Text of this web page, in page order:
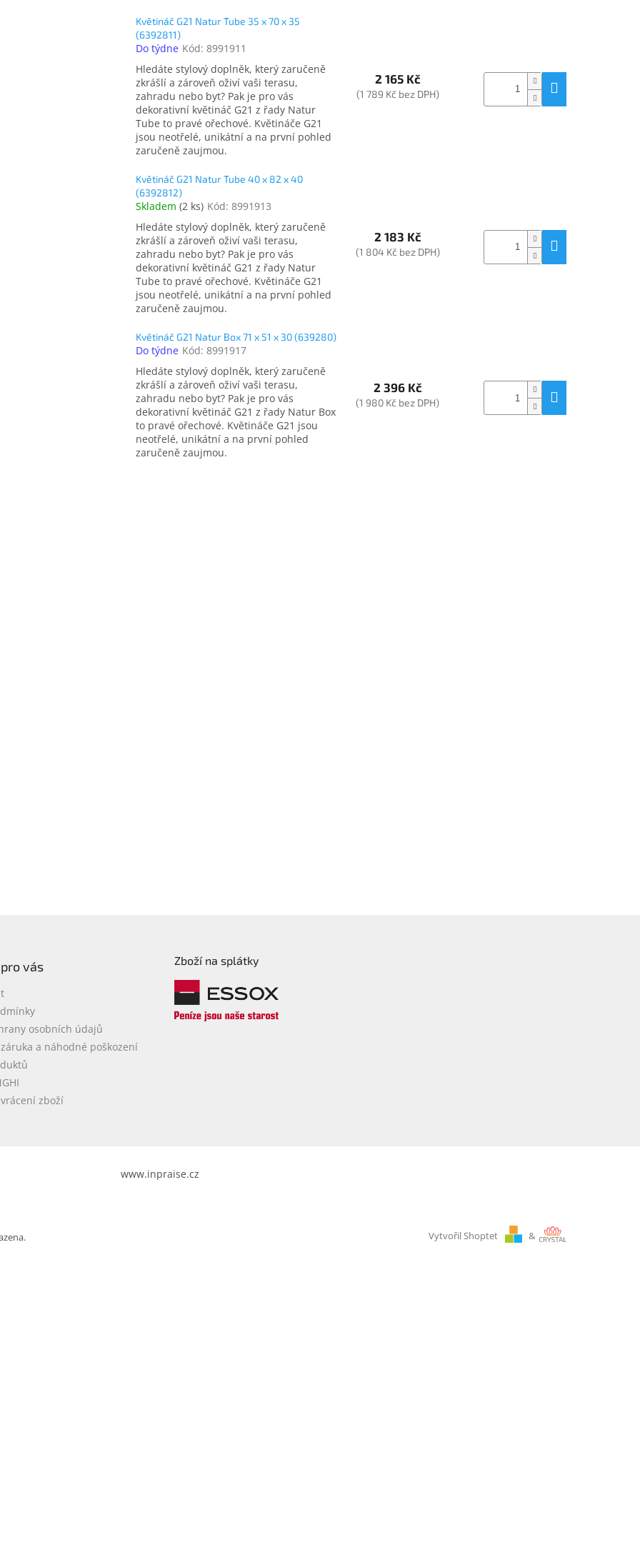
Květináč G21 Natur Tube 35 x 70 x 35
(6392811)
Do týdne Kód: 8991911
Hledáte stylový doplněk, který zaručeně
zkrášlí a zároveň oživí vaši terasu,
zahradu nebo byt? Pak je pro vás
dekorativní květináč G21 z řady Natur
Tube to pravé ořechové. Květináče G21
jsou neotřelé, unikátní a na první pohled
zaručeně zaujmou.
2 165 Kč
(1 789 Kč bez DPH)
Květináč G21 Natur Tube 40 x 82 x 40
(6392812)
Skladem (2 ks) Kód: 8991913
Hledáte stylový doplněk, který zaručeně
zkrášlí a zároveň oživí vaši terasu,
zahradu nebo byt? Pak je pro vás
dekorativní květináč G21 z řady Natur
Tube to pravé ořechové. Květináče G21
jsou neotřelé, unikátní a na první pohled
zaručeně zaujmou.
2 183 Kč
(1 804 Kč bez DPH)
Květináč G21 Natur Box 71 x 51 x 30 (639280)
Do týdne Kód: 8991917
Hledáte stylový doplněk, který zaručeně
zkrášlí a zároveň oživí vaši terasu,
zahradu nebo byt? Pak je pro vás
dekorativní květináč G21 z řady Natur Box
to pravé ořechové. Květináče G21 jsou
neotřelé, unikátní a na první pohled
zaručeně zaujmou.
2 396 Kč
(1 980 Kč bez DPH)
vás
osobních údajů
a náhodné poškození
zboží
Zboží na splátky
www.inpraise.cz
Vytvořil Shoptet &